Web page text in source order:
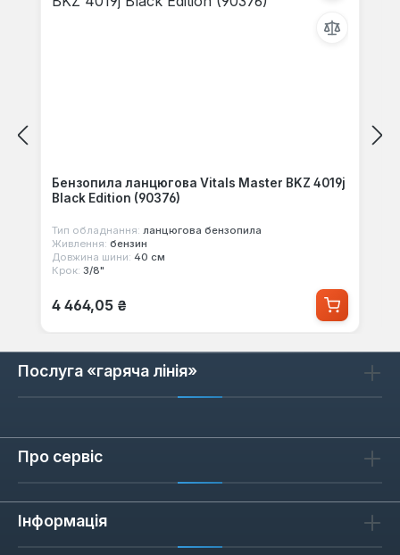
Бензопила ланцюгова Vitals Master BKZ 4019j
Black Edition (90376)
Тип обладнання: ланцюгова бензопила
Живлення: бензин
Довжина шини: 40 см
Крок: 3/8"
Звичайна ціна:
4 464,05 ₴
Послуга «гаряча лінія»
Про сервіс
Інформація